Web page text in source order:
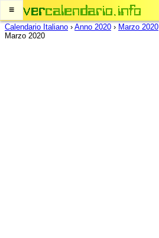
≡
Calendario Italiano › Anno 2020 › Marzo 2020
Marzo 2020